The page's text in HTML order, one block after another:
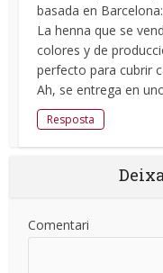
basada en
La henna que se
colores y de
perfecto para cubrir
Ah, se entrega en
Resposta
Comentari